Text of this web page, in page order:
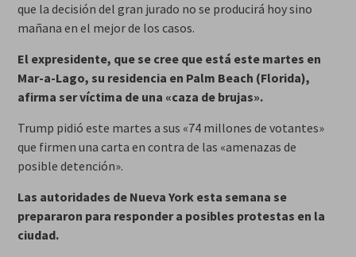
que la decisión del gran jurado no se producirá hoy sino
mañana en el mejor de los casos.
El expresidente, que se cree que está este martes en
Mar-a-Lago, su residencia en Palm Beach (Florida),
afirma ser víctima de una «caza de brujas».
Trump pidió este martes a sus «74 millones de votantes»
que firmen una carta en contra de las «amenazas de
posible detención».
Las autoridades de Nueva York esta semana se
prepararon para responder a posibles protestas en la
ciudad.